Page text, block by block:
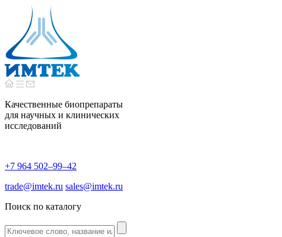
Качественные биопрепараты
для научных и клинических
исследований
+7 964 502–99–42
trade@imtek.ru sales@imtek.ru
Поиск по каталогу